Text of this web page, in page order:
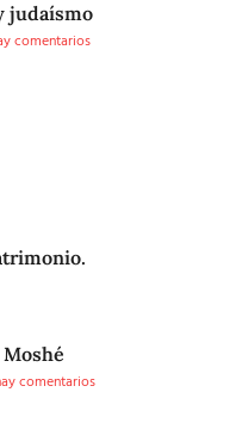
judaísmo
comentarios
comentarios